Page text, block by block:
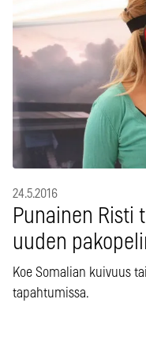
24.5.2016
Punainen Risti
uuden
Koe Somalian kuivuus
tapahtumissa.